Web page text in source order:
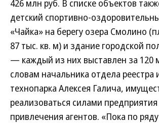
426 млн руб. В списке объектов
детский спортивно-
«Чайка» на берегу озера Смолино
87 тыс. кв. м) и здание городской
— каждый из них выставлен за 120
словам начальника отдела реестра
технопарка Алексея Галича,
реализоваться силами
привлечения агентов. «Пока по